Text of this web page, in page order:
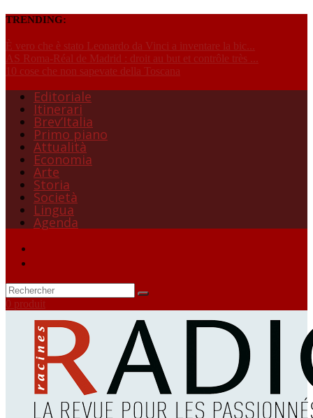
TRENDING:
È vero che è stato Leonardo da Vinci a inventare la bic...
AS Roma-Réal de Madrid : droit au but et contrôle très ...
10 cose che non sapevate della Toscana
Editoriale
Itinerari
Brev’Italia
Primo piano
Attualità
Economia
Arte
Storia
Società
Lingua
Agenda
0 produit